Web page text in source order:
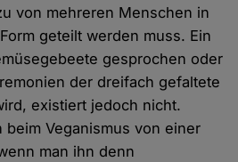
von mehreren Menschen in
geteilt werden muss. Ein
gesprochen oder
der dreifach gefaltete
existiert jedoch nicht.
beim Veganismus von einer
man ihn denn